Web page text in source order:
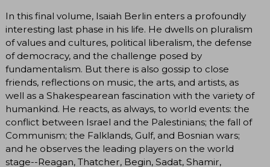
In this final volume, Isaiah Berlin enters a profoundly
interesting last phase in his life. He dwells on pluralism
of values and cultures, political liberalism, the defense
of democracy, and the challenge posed by
fundamentalism. But there is also gossip to close
friends, reflections on music, the arts, and artists, as
well as a Shakespearean fascination with the variety of
humankind. He reacts, as always, to world events: the
conflict between Israel and the Palestinians; the fall of
Communism; the Falklands, Gulf, and Bosnian wars;
and he observes the leading players on the world
stage--Reagan, Thatcher, Begin, Sadat, Shamir,